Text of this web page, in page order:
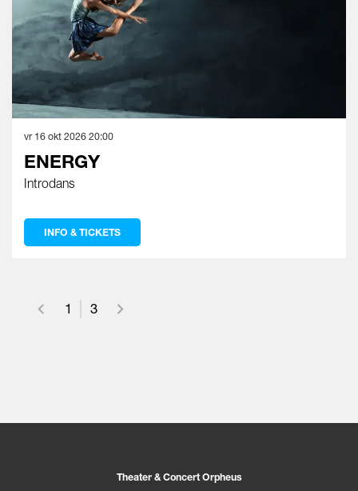
ENERGY
Introdans
vr 16 okt 2026 20:00
INFO & TICKETS
1 3
Theater & Concert Orpheus